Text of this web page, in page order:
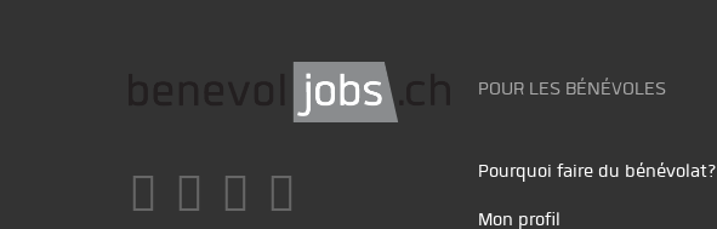
POUR LES BÉNÉVOLES
Pourquoi faire du bénévolat?
Mon profil